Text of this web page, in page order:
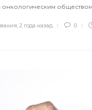
обществом
, 2 года назад 0